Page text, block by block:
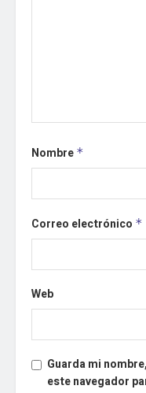
Nombre *
Correo electrónico *
Web
Guarda mi
este navegador